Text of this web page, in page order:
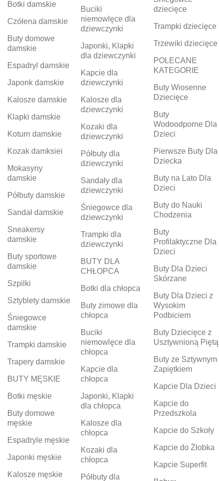
Botki damskie
Czółena damskie
Buty domowe
damskie
Espadryl damskie
Japonk damskie
Kalosze damskie
Klapki damskie
Koturn damskie
Kozak damksiei
Mokasyny
damskie
Półbuty damskie
Sandał damskie
Sneakersy
damskie
Buty sportowe
damskie
Szpilki
Sztyblety damskie
Śniegowce
damskie
Trampki damskie
Trapery damskie
BUTY MĘSKIE
Botki męskie
Buty domowe
męskie
Espadryle męskie
Japonki męskie
Kalosze męskie
Buciki
niemowlęce dla
dziewczynki
Japonki, Klapki
dla dziewczynki
Kapcie dla
dziewczynki
Kalosze dla
dziewczynki
Kozaki dla
dziewczynki
Półbuty dla
dziewczynki
Sandały dla
dziewczynki
Śniegowce dla
dziewczynki
Trampki dla
dziewczynki
BUTY DLA
CHŁOPCA
Botki dla chłopca
Buty zimowe dla
chłopca
Buciki
niemowlęce dla
chłopca
Kapcie dla
chłopca
Japonki, Klapki
dla chłopca
Kalosze dla
chłopca
Kozaki dla
chłopca
Półbuty dla
dziecięce
Trampki dziecięce
Trzewiki dziecięce
POLECANE
KATEGORIE
Buty Wiosenne
Dziecięce
Buty
Wodoodporne Dla
Dzieci
Pierwsze Buty Dla
Dziecka
Buty na Lato Dla
Dzieci
Buty do Nauki
Chodzenia
Buty
Profilaktyczne Dla
Dzieci
Buty Dla Dzieci
Skórzane
Buty Dla Dzieci z
Wysokim
Podbiciem
Buty Dziecięce z
Usztywnioną Piętą
Buty ze Sztywnym
Zapiętkiem
Kapcie Dla Dzieci
Kapcie do
Przedszkola
Kapcie do Szkoły
Kapcie do Żłobka
Kapcie Superfit